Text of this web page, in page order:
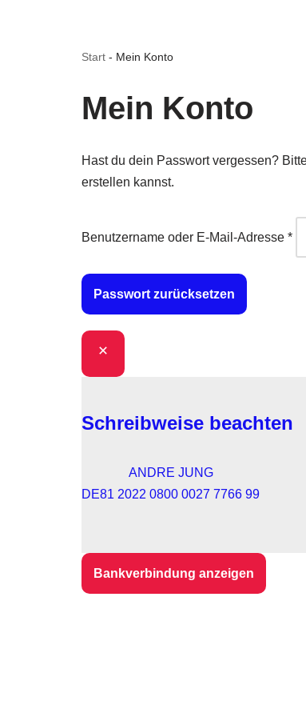
Start - Mein Konto
Mein Konto
Hast du dein Passwort vergessen?
erstellen kannst.
Benutzername oder E-Mail-Adresse *
Passwort zurücksetzen
Schreibweise beachten
ANDRE JUNG
DE81 2022 0800 0027 7766 99
Bankverbindung anzeigen